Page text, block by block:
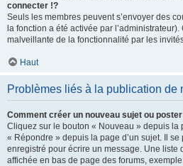
connecter !?
Seuls les membres peuvent s’envoyer des
la fonction a été activée par
malveillante de la fonctionnalité par les
Haut
Problèmes liés à la publication de
Comment créer un nouveau sujet ou
Cliquez sur le bouton « Nouveau » depuis la
« Répondre » depuis la page d’un sujet. Il se
enregistré pour écrire un message. Une liste
affichée en bas de page des forums,